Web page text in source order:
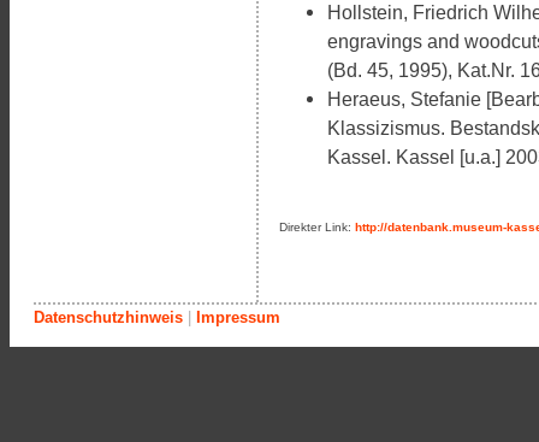
Hollstein, Friedrich
engravings and
(Bd. 45, 1995), Kat.Nr.
Heraeus, Stefanie
Klassizismus.
Kassel. Kassel [u.a.]
Direkter Link: http://datenbank.museum-
Datenschutzhinweis Impressum